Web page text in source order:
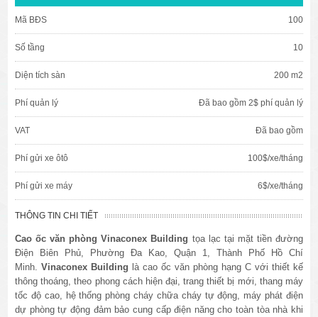
Mã BĐS 100
Số tầng 10
Diện tích sàn 200 m2
Phí quản lý Đã bao gồm 2$ phí quản lý
VAT Đã bao gồm
Phí gửi xe ôtô 100$/xe/tháng
Phí gửi xe máy 6$/xe/tháng
THÔNG TIN CHI TIẾT
Cao ốc văn phòng Vinaconex Building tọa lạc tại mặt tiền đường
Điện Biên Phủ, Phường Đa Kao, Quận 1, Thành Phố Hồ Chí
Minh.Vinaconex Building là cao ốc văn phòng hạng C với thiết kế
thông thoáng, theo phong cách hiện đại, trang thiết bị mới, thang máy
tốc độ cao, hệ thống phòng cháy chữa cháy tự động, máy phát điện
dự phòng tự động đảm bảo cung cấp điện năng cho toàn tòa nhà khi